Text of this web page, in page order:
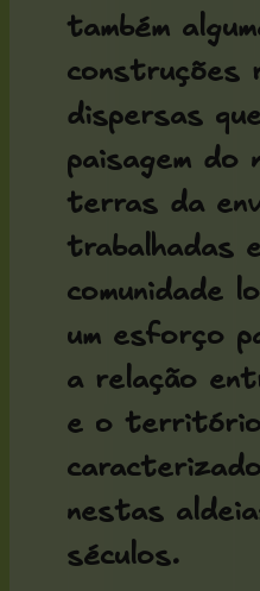
também
construções
dispersas
paisagem do
terras da
trabalhadas
comunidade
um esforço
a relação
e o território
nestas
séculos.